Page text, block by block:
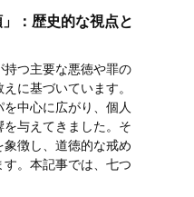
：歴史的な視点と
持つ主要な悪徳や罪の
に基づいています。
中心に広がり、個人
与えてきました。そ
徴し、道徳的な戒め
。本記事では、七つ